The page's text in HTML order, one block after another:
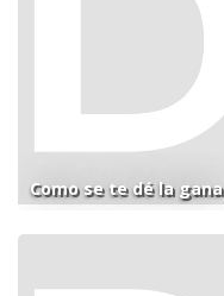
Como se te dé la gana